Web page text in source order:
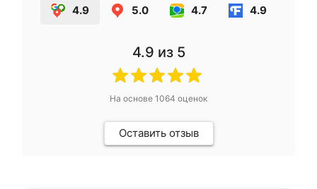
4.9 5.0 4.7 4.9
4.9 из 5
На основе 1064 оценок
Оставить отзыв